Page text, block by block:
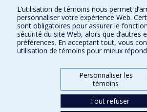
Orthophonie et audiologie
Réadaptation
Directions
L’utilisation de témoins nous permet
personnaliser votre expérience Web.
sont obligatoires pour assurer le
sécurité du site Web, alors que d’autres
préférences. En acceptant tout, vous
utilisation de témoins pour mieux
Personnaliser les
témoins
Tout refuser